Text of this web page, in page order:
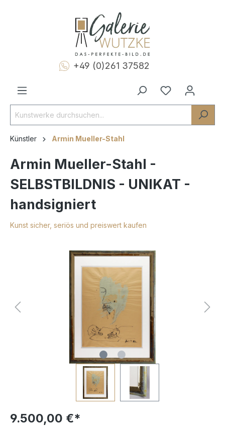
+49 (0)261 37582
Künstler Armin Mueller-Stahl
Armin Mueller-Stahl -
SELBSTBILDNIS - UNIKAT -
handsigniert
Kunst sicher, seriös und preiswert kaufen
9.500,00 €*